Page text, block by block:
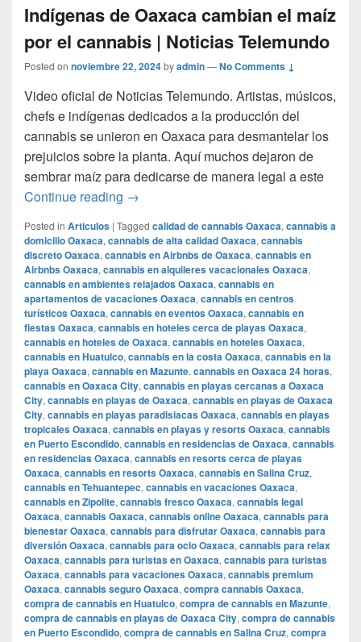
Indígenas de Oaxaca cambian el maíz
por el cannabis | Noticias Telemundo
Posted on noviembre 22, 2024byadmin—No Comments ↓
Video oficial de Noticias Telemundo. Artistas, músicos,
chefs e indígenas dedicados a la producción del
cannabis se unieron en Oaxaca para desmantelar los
prejuicios sobre la planta. Aquí muchos dejaron de
sembrar maíz para dedicarse de manera legal a este
Continue reading Indígenas de Oaxaca cambian el maíz
→
Posted in Articulos | Tagged calidad de cannabis Oaxaca, cannabis a
domicilio Oaxaca, cannabis de alta calidad Oaxaca, cannabis
discreto Oaxaca, cannabis en Airbnbs de Oaxaca, cannabis en
Airbnbs Oaxaca, cannabis en alquileres vacacionales Oaxaca,
cannabis en ambientes relajados Oaxaca, cannabis en
apartamentos de vacaciones Oaxaca, cannabis en centros
turísticos Oaxaca, cannabis en eventos Oaxaca, cannabis en
fiestas Oaxaca, cannabis en hoteles cerca de playas Oaxaca,
cannabis en hoteles de Oaxaca, cannabis en hoteles Oaxaca,
cannabis en Huatulco, cannabis en la costa Oaxaca, cannabis en la
playa Oaxaca, cannabis en Mazunte, cannabis en Oaxaca 24 horas,
cannabis en Oaxaca City, cannabis en playas cercanas a Oaxaca
City, cannabis en playas de Oaxaca, cannabis en playas de Oaxaca
City, cannabis en playas paradisiacas Oaxaca, cannabis en playas
tropicales Oaxaca, cannabis en playas y resorts Oaxaca, cannabis
en Puerto Escondido, cannabis en residencias de Oaxaca, cannabis
en residencias Oaxaca, cannabis en resorts cerca de playas
Oaxaca, cannabis en resorts Oaxaca, cannabis en Salina Cruz,
cannabis en Tehuantepec, cannabis en vacaciones Oaxaca,
cannabis en Zipolite, cannabis fresco Oaxaca, cannabis legal
Oaxaca, cannabis Oaxaca, cannabis online Oaxaca, cannabis para
bienestar Oaxaca, cannabis para disfrutar Oaxaca, cannabis para
diversión Oaxaca, cannabis para ocio Oaxaca, cannabis para relax
Oaxaca, cannabis para turistas en Oaxaca, cannabis para turistas
Oaxaca, cannabis para vacaciones Oaxaca, cannabis premium
Oaxaca, cannabis seguro Oaxaca, compra cannabis Oaxaca,
compra de cannabis en Huatulco, compra de cannabis en Mazunte,
compra de cannabis en playas de Oaxaca City, compra de cannabis
en Puerto Escondido, compra de cannabis en Salina Cruz, compra